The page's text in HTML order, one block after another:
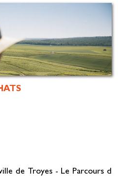
de Troyes - Le Parcours d